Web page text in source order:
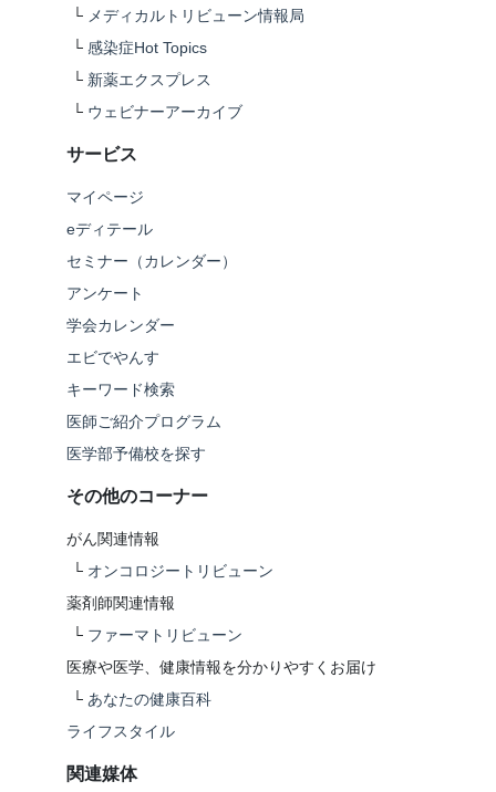
└ メディカルトリビューン情報局
└ 感染症Hot Topics
└ 新薬エクスプレス
└ ウェビナーアーカイブ
サービス
マイページ
eディテール
セミナー（カレンダー）
アンケート
学会カレンダー
エビでやんす
キーワード検索
医師ご紹介プログラム
医学部予備校を探す
その他のコーナー
がん関連情報
└ オンコロジートリビューン
薬剤師関連情報
└ ファーマトリビューン
医療や医学、健康情報を分かりやすくお届け
└ あなたの健康百科
ライフスタイル
関連媒体